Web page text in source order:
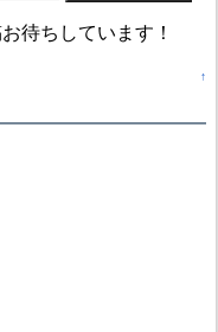
待ちしています！
↑